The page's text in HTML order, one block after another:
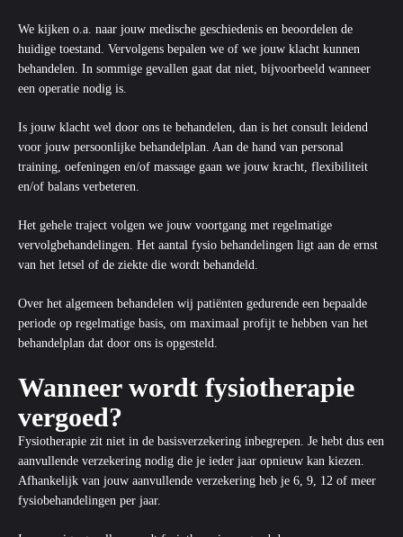
We kijken o.a. naar jouw medische geschiedenis en beoordelen de
huidige toestand. Vervolgens bepalen we of we jouw klacht kunnen
behandelen. In sommige gevallen gaat dat niet, bijvoorbeeld wanneer
een operatie nodig is.
Is jouw klacht wel door ons te behandelen, dan is het consult leidend
voor jouw persoonlijke behandelplan. Aan de hand van personal
training, oefeningen en/of massage gaan we jouw kracht, flexibiliteit
en/of balans verbeteren.
Het gehele traject volgen we jouw voortgang met regelmatige
vervolgbehandelingen. Het aantal fysio behandelingen ligt aan de ernst
van het letsel of de ziekte die wordt behandeld.
Over het algemeen behandelen wij patiënten gedurende een bepaalde
periode op regelmatige basis, om maximaal profijt te hebben van het
behandelplan dat door ons is opgesteld.
Wanneer wordt fysiotherapie
vergoed?
Fysiotherapie zit niet in de basisverzekering inbegrepen. Je hebt dus een
aanvullende verzekering nodig die je ieder jaar opnieuw kan kiezen.
Afhankelijk van jouw aanvullende verzekering heb je 6, 9, 12 of meer
fysiobehandelingen per jaar.